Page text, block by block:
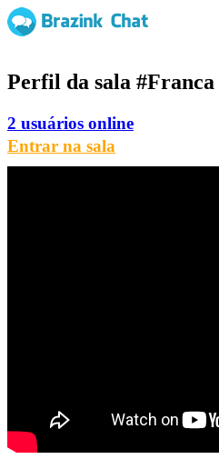
Perfil da sala #Franca
2 usuários online
Entrar na sala